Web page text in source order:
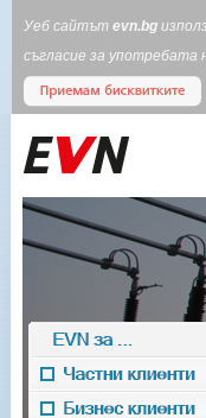
Уеб сайтът evn.bg
съгласие за
EVN за ...
Частни клиенти
Бизнес клиенти